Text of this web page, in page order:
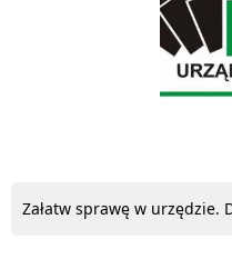
Załatw sprawę w urzędzie.